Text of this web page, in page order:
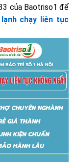
của Baotriso1 để
chạy liên tục